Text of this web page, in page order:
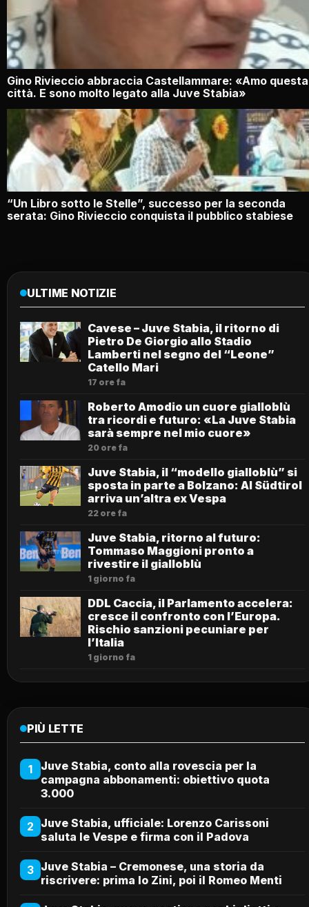
Gino Rivieccio abbraccia Castellammare: «Amo questa
città. E sono molto legato alla Juve Stabia»
“Un Libro sotto le Stelle”, successo per la seconda
serata: Gino Rivieccio conquista il pubblico stabiese
ULTIME NOTIZIE
Cavese – Juve Stabia, il ritorno di
Pietro De Giorgio allo Stadio
Lamberti nel segno del “Leone”
Catello Mari
17 ore fa
Roberto Amodio un cuore gialloblù
tra ricordi e futuro: «La Juve Stabia
sarà sempre nel mio cuore»
20 ore fa
Juve Stabia, il “modello gialloblù” si
sposta in parte a Bolzano: Al Südtirol
arriva un’altra ex Vespa
22 ore fa
Juve Stabia, ritorno al futuro:
Tommaso Maggioni pronto a
rivestire il gialloblù
1 giorno fa
DDL Caccia, il Parlamento accelera:
cresce il confronto con l’Europa.
Rischio sanzioni pecuniare per
l’Italia
1 giorno fa
PIÙ LETTE
1
Juve Stabia, conto alla rovescia per la
campagna abbonamenti: obiettivo quota
3.000
2 Juve Stabia, ufficiale: Lorenzo Carissoni
saluta le Vespe e firma con il Padova
3 Juve Stabia – Cremonese, una storia da
riscrivere: prima lo Zini, poi il Romeo Menti